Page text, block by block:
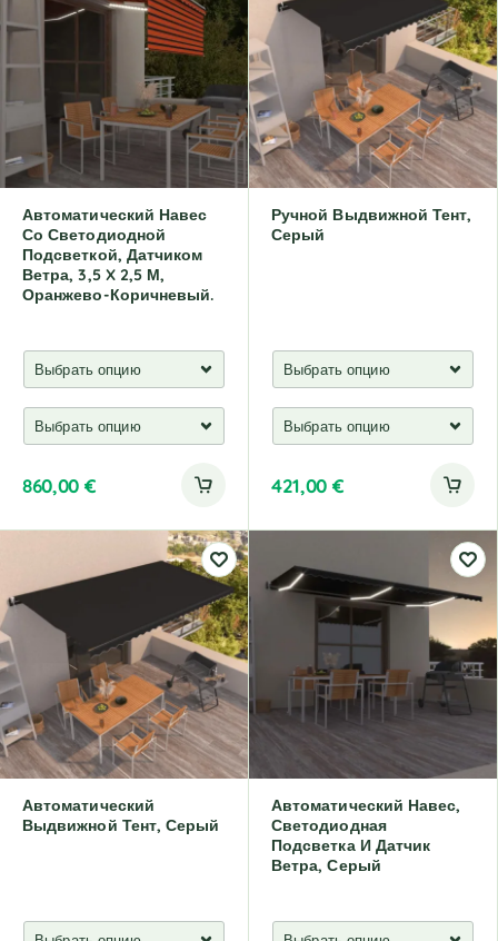
Автоматический Навес
Со Светодиодной
Подсветкой, Датчиком
Ветра, 3,5 X 2,5 М,
Оранжево-Коричневый.
860,00 €
Ручной Выдвижной Тент,
Серый
421,00 €
Автоматический
Выдвижной Тент, Серый
Автоматический Навес,
Светодиодная
Подсветка И Датчик
Ветра, Серый